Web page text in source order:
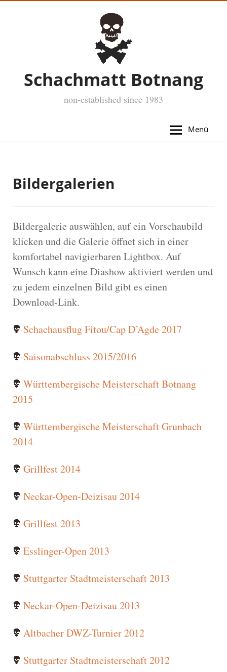
Schachmatt Botnang
non-established since 1983
Menü
Bildergalerien
Bildergalerie auswählen, auf ein Vorschaubild
klicken und die Galerie öffnet sich in einer
komfortabel navigierbaren Lightbox. Auf
Wunsch kann eine Diashow aktiviert werden und
zu jedem einzelnen Bild gibt es einen
Download-Link.
Schachausflug Fitou/Cap D’Agde 2017
Saisonabschluss 2015/2016
Württembergische Meisterschaft Botnang
2015
Württembergische Meisterschaft Grunbach
2014
Grillfest 2014
Neckar-Open-Deizisau 2014
Grillfest 2013
Esslinger-Open 2013
Stuttgarter Stadtmeisterschaft 2013
Neckar-Open-Deizisau 2013
Altbacher DWZ-Turnier 2012
Stuttgarter Stadtmeisterschaft 2012